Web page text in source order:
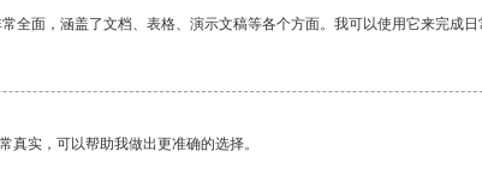
全面，涵盖了文档、表格、演示文稿等各个方面。我可以使用它来完成日
真实，可以帮助我做出更准确的选择。